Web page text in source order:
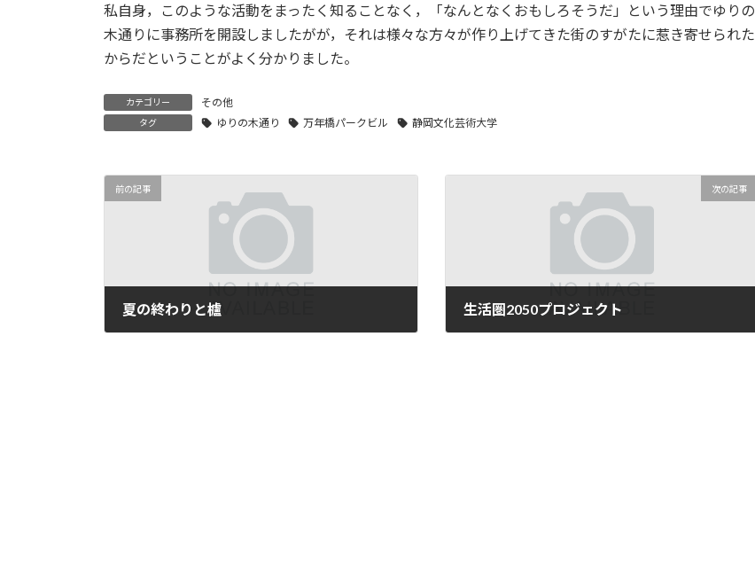
私自身，このような活動をまったく知ることなく，「なんとなくおもしろそうだ」という理由でゆりの
木通りに事務所を開設しましたがが，それは様々な方々が作り上げてきた街のすがたに惹き寄せられた
からだということがよく分かりました。
カテゴリー その他
タグ ゆりの木通り 万年橋パークビル 静岡文化芸術大学
前の記事
夏の終わりと櫨
次の記事
生活圏2050プロジェクト